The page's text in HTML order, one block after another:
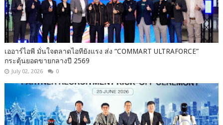
เออาร์ไอพี มั่นใจตลาดไอทียังแรง ส่ง “COMMART ULTRAFORCE”
กระตุ้นยอดขายกลางปี 2569
July 02, 2026 0